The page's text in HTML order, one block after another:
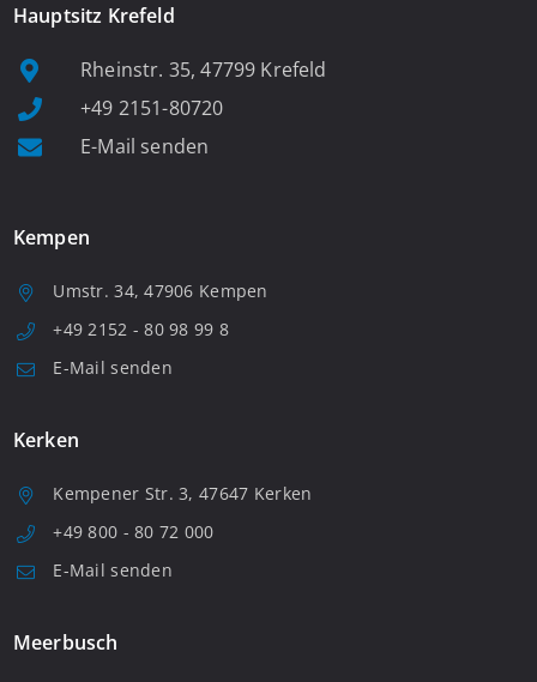
Hauptsitz Krefeld
Rheinstr. 35, 47799 Krefeld
+49 2151-80720
E-Mail senden
Kempen
Umstr. 34, 47906 Kempen
+49 2152 - 80 98 99 8
E-Mail senden
Kerken
Kempener Str. 3, 47647 Kerken
+49 800 - 80 72 000
E-Mail senden
Meerbusch